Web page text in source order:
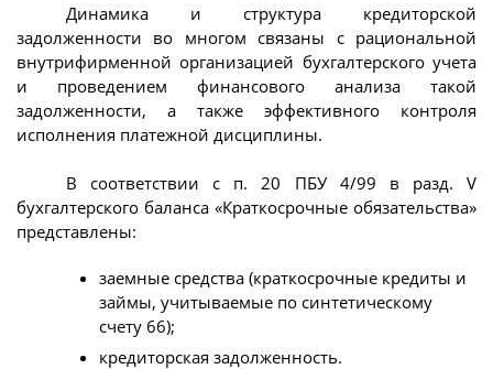
Динамика и структура кредиторской
задолженности во многом связаны с рациональной
внутрифирменной организацией бухгалтерского учета
и проведением финансового анализа такой
задолженности, а также эффективного контроля
исполнения платежной дисциплины.
В соответствии с п. 20 ПБУ 4/99 в разд. V
бухгалтерского баланса «Краткосрочные обязательства»
представлены:
заемные средства (краткосрочные кредиты и
займы, учитываемые по синтетическому
счету 66);
кредиторская задолженность.